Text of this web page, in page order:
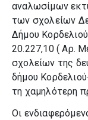
αναλωσίμων
των σχολείων
Δήμου
20.227,10 ( Αρ.
σχολείων της
δήμου
τη χαμηλότερη
Οι